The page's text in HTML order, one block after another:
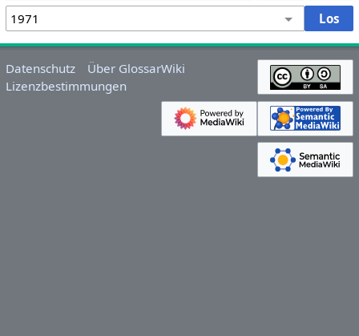
Datenschutz
Über GlossarWiki
Lizenzbestimmungen